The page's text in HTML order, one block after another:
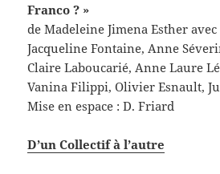
Franco ? »
de Madeleine Jimena Esther avec
Jacqueline Fontaine, Anne
Claire Laboucarié, Anne Laure
Vanina Filippi, Olivier Esnault,
Mise en espace : D. Friard
D’un Collectif à l’autre